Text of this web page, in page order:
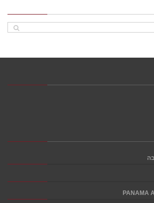
PANAMA